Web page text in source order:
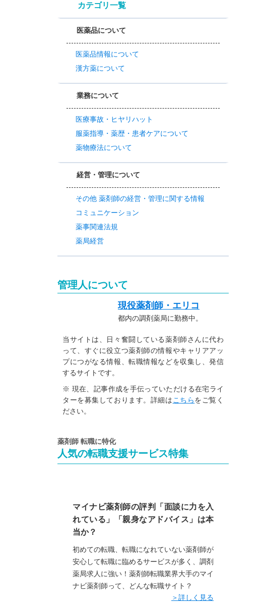
カテゴリ一覧
医薬品について
医薬品情報について
漢方薬について
業務について
医療事故・ヒヤリハット
服薬指導・薬歴・患者ケアについて
薬物療法について
経営・管理について
その他 薬剤師の経営・管理に関する情報
コミュニケーション
薬事関連法規
薬局経営
管理人について
現役薬剤師・エリコ
都内の調剤薬局に勤務中。
当サイトは、日々奮闘している薬剤師さんに代わ
って、すぐに役立つ薬剤師の情報やキャリアアッ
プにつがなる情報、転職情報などを収集し、発信
するサイトです。
※ 現在、記事作成を手伝っていただける在宅ライ
ターを募集しております。詳細は こちらをご覧く
ださい。
薬剤師 転職に特化
人気の転職支援サービス特集
マイナビ薬剤師の評判「面談に力を入
れている」「親身なアドバイス」は本
当か？
初めての転職、転職になれていない薬剤師が
安心して転職に臨めるサービスが多く、調剤
薬局求人に強い！薬剤師転職業界大手のマイ
ナビ薬剤師って、どんな転職サイト？
＞詳しく見る